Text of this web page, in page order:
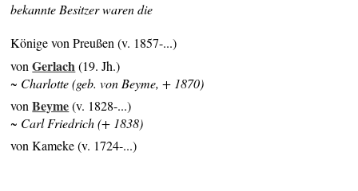
bekannte Besitzer waren die
Könige von Preußen (v. 1857-...)
vonGerlach(19. Jh.)
~ Charlotte (geb. von Beyme, + 1870)
vonBeyme(v. 1828-...)
~ Carl Friedrich (+ 1838)
von Kameke (v. 1724-...)